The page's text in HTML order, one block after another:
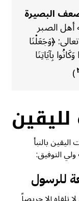
البصيرة
أهل الصبر
﴿وَجَعَلْنَا
بِآيَاتِنَا
)
لليقين
بالنبأ
التوفيق:
للرسول